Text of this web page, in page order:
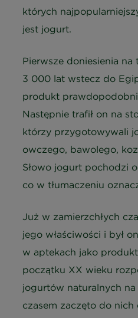
których
jest jogurt.
Pierwsze doniesienia
3 000 lat wstecz do
produkt
Następnie trafił on na
którzy przygotowywali
owczego, bawolego,
Słowo jogurt pochodzi
co w tłumaczeniu
Już w zamierzchłych
jego właściwości i był
w aptekach jako
początku XX wieku
jogurtów naturalnych na
czasem zaczęto do